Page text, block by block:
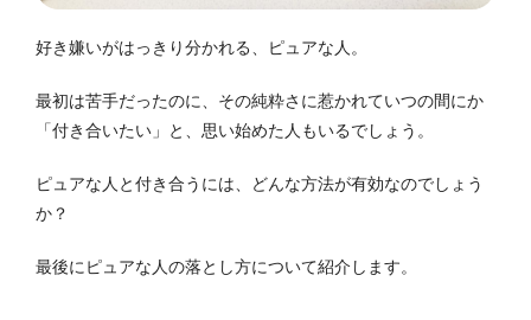
好き嫌いがはっきり分かれる、ピュアな人。
最初は苦手だったのに、その純粋さに惹かれていつの間にか
「付き合いたい」と、思い始めた人もいるでしょう。
ピュアな人と付き合うには、どんな方法が有効なのでしょう
か？
最後にピュアな人の落とし方について紹介します。